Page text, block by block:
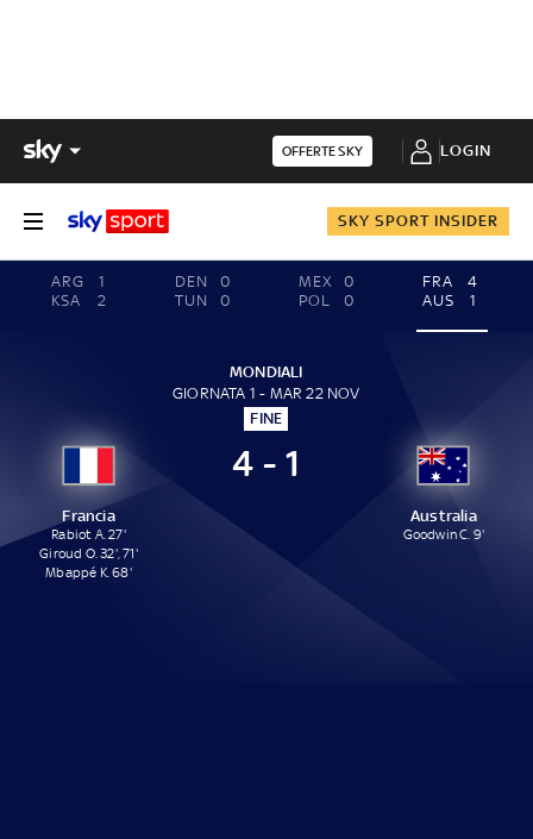
OFFERTE SKY LOGIN
SKY SPORT INSIDER
ARG
1
KSA
2
DEN
0
TUN
0
MEX
0
POL
0
FRA
4
AUS
1
MONDIALI
GIORNATA 1 - MAR 22 NOV
FINE
Francia
Rabiot A. 27'
Giroud O. 32', 71'
Mbappé K. 68'
4 - 1
Australia
Goodwin C. 9'